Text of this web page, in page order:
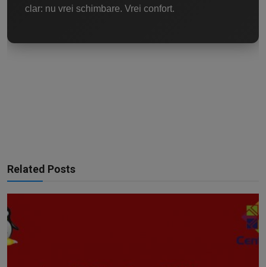
clar: nu vrei schimbare. Vrei confort.
Related Posts